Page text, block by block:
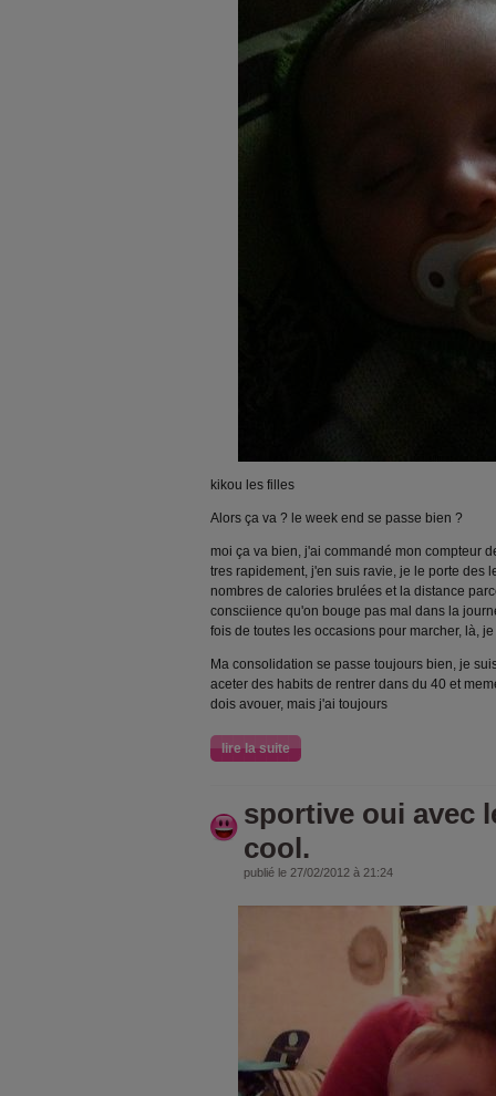
kikou les filles
Alors ça va ? le week end se passe bien ?
moi ça va bien, j'ai commandé mon compteur
tres rapidement, j'en suis ravie, je le porte des
nombres de calories brulées et la distance
consciience qu'on bouge pas mal dans la
fois de toutes les occasions pour marcher, là,
Ma consolidation se passe toujours bien, je
aceter des habits de rentrer dans du 40 et
dois avouer, mais j'ai toujours
lire la suite
sportive oui avec
cool.
publié le 27/02/2012 à 21:24